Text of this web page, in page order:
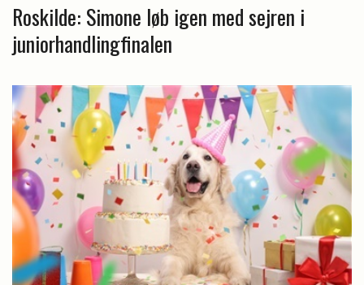
Roskilde: Simone løb igen med sejren i
juniorhandlingfinalen